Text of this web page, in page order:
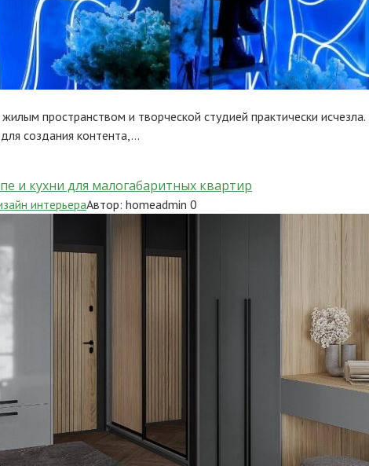
пространством и творческой студией практически
создания контента,…
и кухни для малогабаритных квартир
интерьераАвтор: homeadmin 0